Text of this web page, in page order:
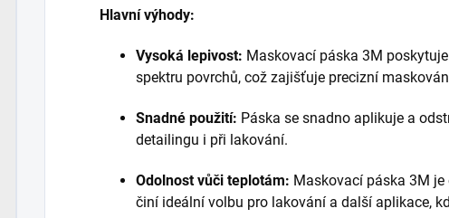
Hlavní výhody:
Vysoká lepivost: Maskovací páska 3M
spektru povrchů, což zajišťuje precizní
Snadné použití: Páska se snadno aplikuje a
detailingu i při lakování.
Odolnost vůči teplotám: Maskovací páska 3M
činí ideální volbu pro lakování a další aplikace,